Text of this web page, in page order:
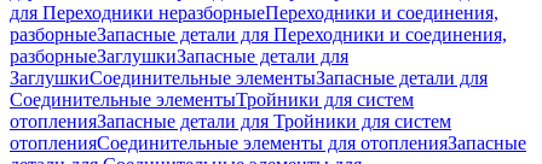
для Переходники неразборныеПереходники и соединения,
разборныеЗапасные детали для Переходники и соединения,
разборныеЗаглушкиЗапасные детали для
ЗаглушкиСоединительные элементыЗапасные детали для
Соединительные элементыТройники для систем
отопленияЗапасные детали для Тройники для систем
отопленияСоединительные элементы для отопленияЗапасные